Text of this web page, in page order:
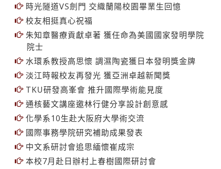
時光隧道VS劍門 交織蘭陽校園畢業生回憶
校友相挺真心祝福
朱知章醫療貢獻卓著 獲任命為美國國家發明學院
院士
水環系教授高思懷 調濕陶瓷獲日本發明獎金牌
淡江時報校友再發光 獲亞洲卓越新聞獎
TKU研發高峯會 推升國際學術能見度
通核藝文講座邀林行健分享設計創意感
化學系10生赴大阪府大學術交流
國際事務學院研究補助成果發表
中文系研討會追思緬懷崔成宗
本校7月赴日辦村上春樹國際研討會